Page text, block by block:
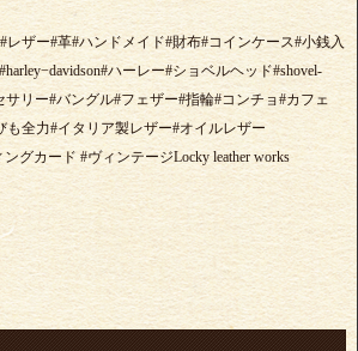
レザー#革#ハンドメイド#財布#コインケース#小銭入
ハーレー#ショベルヘッド#shovel-
サリー#バングル#フェザー#指輪#コンチョ#カフェ
も全力#イタリア製レザー#オイルレザー
ングカード #ヴィンテージLocky leather works